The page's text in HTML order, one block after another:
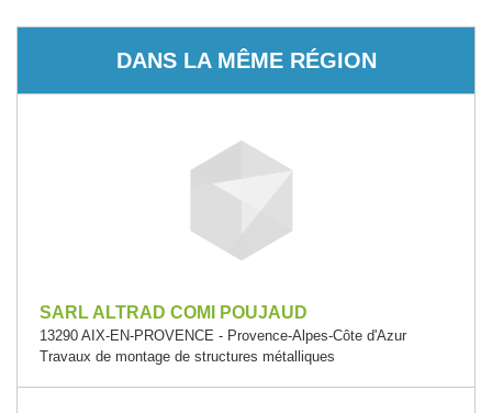
DANS LA MÊME RÉGION
SARL ALTRAD COMI POUJAUD
13290 AIX-EN-PROVENCE - Provence-Alpes-Côte d'Azur
Travaux de montage de structures métalliques